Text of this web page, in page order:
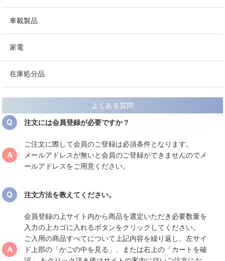
車載製品
家電
在庫処分品
よくある質問
注文には会員登録が必要ですか？
ご注文に際して会員のご登録は必須条件となります。
メールアドレスが無いと会員のご登録ができませんのでメ
ールアドレスをご用意ください。
注文方法を教えてください。
会員登録の上サイト内から商品を選定いただき必要数量を
入力の上カゴに入れるボタンをクリックしてください。
ご入用の商品すべてについて上記内容を繰り返し、左サイ
ド上部の「かごの中を見る」、または右上の「カートを確